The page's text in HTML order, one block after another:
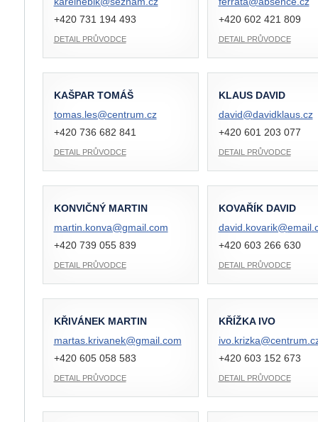
+420 731 194 493
DETAIL PRŮVODCE
+420 602 421 809
DETAIL PRŮVODCE
KAŠPAR TOMÁŠ
tomas.les@centrum.cz
+420 736 682 841
DETAIL PRŮVODCE
KLAUS DAVID
david@davidklaus.cz
+420 601 203 077
DETAIL PRŮVODCE
KONVIČNÝ MARTIN
martin.konva@gmail.com
+420 739 055 839
DETAIL PRŮVODCE
KOVAŘÍK DAVID
david.kovarik@
+420 603 266 630
DETAIL PRŮVODCE
KŘIVÁNEK MARTIN
martas.krivanek@gmail.com
+420 605 058 583
DETAIL PRŮVODCE
KŘÍŽKA IVO
ivo.krizka@
+420 603 152 673
DETAIL PRŮVODCE